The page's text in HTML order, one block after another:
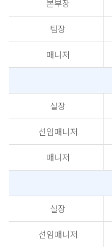
본부장
팀장
매니저
실장
선임매니저
매니저
실장
선임매니저